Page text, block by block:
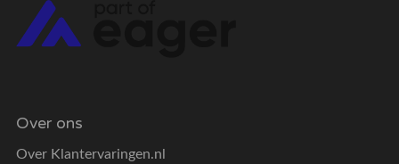
Over ons
Over Klantervaringen.nl